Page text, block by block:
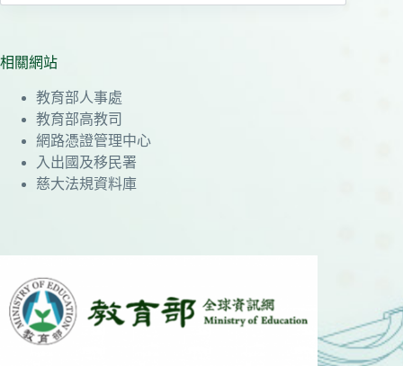
相關網站
教育部人事處
教育部高教司
網路憑證管理中心
入出國及移民署
慈大法規資料庫